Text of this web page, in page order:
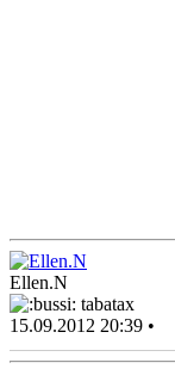
Ellen.N
tabatax
15.09.2012 20:39 •